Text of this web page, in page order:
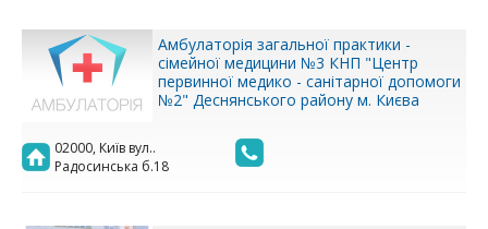
Амбулаторія загальної практики -
сімейної медицини №3 КНП "Центр
первинної медико - санітарної допомоги
№2" Деснянського району м. Києва
02000, Київ вул..
Радосинська б.18